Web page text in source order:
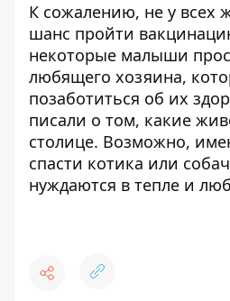
К сожалению, не у всех
шанс пройти
некоторые малыши
любящего хозяина,
позаботиться об их
писали о том, какие
столице. Возможно,
спасти котика или
нуждаются в тепле и